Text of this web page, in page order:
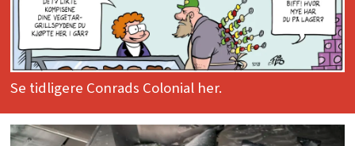
Se tidligere Conrads Colonial her.